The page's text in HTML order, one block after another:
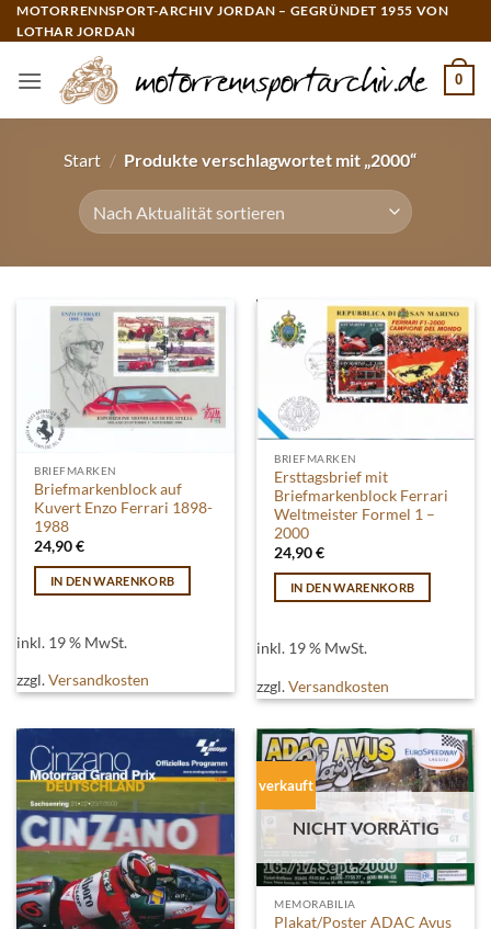
Zum
Inhalt
MOTORRENNSPORT-ARCHIV JORDAN – GEGRÜNDET 1955 VON
LOTHAR JORDAN
0
Start / Produkte verschlagwortet mit „2000“
BRIEFMARKEN
Briefmarkenblock auf
Kuvert Enzo Ferrari 1898-
1988
24,90€
IN DEN WARENKORB
inkl. 19 % MwSt.
zzgl.Versandkosten
BRIEFMARKEN
Ersttagsbrief mit
Briefmarkenblock Ferrari
Weltmeister Formel 1 –
2000
24,90€
IN DEN WARENKORB
inkl. 19 % MwSt.
zzgl.Versandkosten
verkauft
NICHT VORRÄTIG
MEMORABILIA
Plakat/Poster ADAC Avus